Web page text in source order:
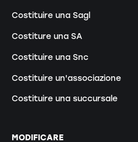
Costituire una Sagl
Costiture una SA
Costituire una Snc
Costituire un'associazione
Costituire una succursale
MODIFICARE